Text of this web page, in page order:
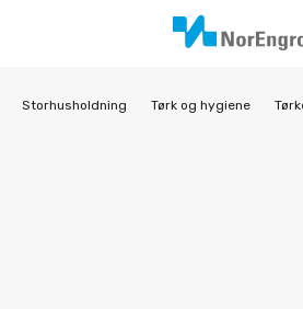
Storhusholdning Tørk og hygiene